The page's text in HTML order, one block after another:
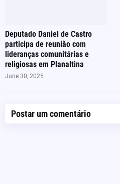
Deputado Daniel de Castro
participa de reunião com
lideranças comunitárias e
religiosas em Planaltina
June 30, 2025
Postar um comentário